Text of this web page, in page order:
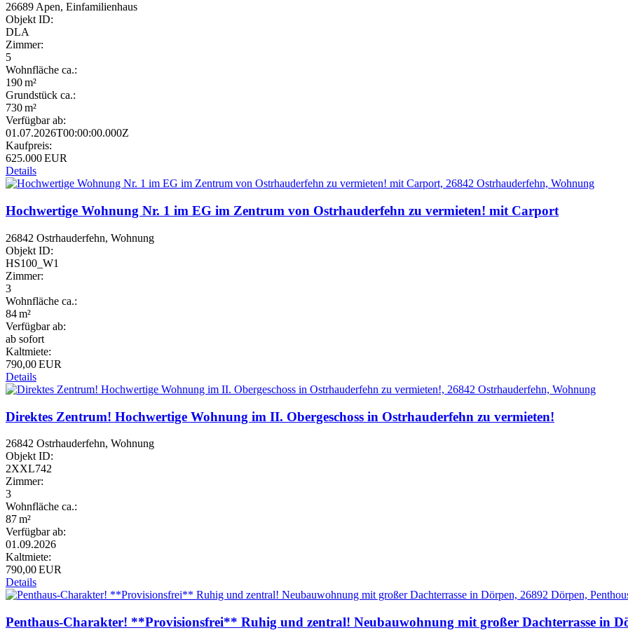
26689 Apen, Einfamilienhaus
Objekt ID:
DLA
Zimmer:
5
Wohnfläche ca.:
190 m²
Grund­stück ca.:
730 m²
Verfügbar ab:
01.07.2026T00:00:00.000Z
Kaufpreis:
625.000 EUR
Details
Hochwertige Wohnung Nr. 1 im EG im Zentrum von Ostrhauderfehn zu vermieten! mit Carport
26842 Ostrhauderfehn, Wohnung
Objekt ID:
HS100_W1
Zimmer:
3
Wohnfläche ca.:
84 m²
Verfügbar ab:
ab sofort
Kaltmiete:
790,00 EUR
Details
Direktes Zentrum! Hochwertige Wohnung im II. Obergeschoss in Ostrhauderfehn zu vermieten!
26842 Ostrhauderfehn, Wohnung
Objekt ID:
2XXL742
Zimmer:
3
Wohnfläche ca.:
87 m²
Verfügbar ab:
01.09.2026
Kaltmiete:
790,00 EUR
Details
Penthaus-Charakter! **Provisionsfrei** Ruhig und zentral! Neubauwohnung mit großer Dachterrasse in